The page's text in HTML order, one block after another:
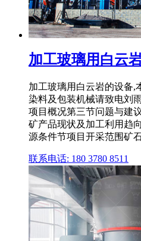
加工玻璃用白云
加工玻璃用白云岩的设备,
染料及包装机械请致电刘
项目概况第三节问题与建
矿产品现状及加工利用趋
源条件节项目开采范围矿
联系电话: 180 3780 8511